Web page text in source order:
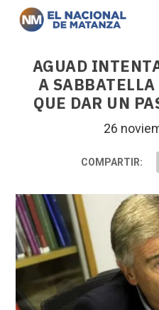
AGUAD
A
QUE DAR UN
26
COMPARTIR: